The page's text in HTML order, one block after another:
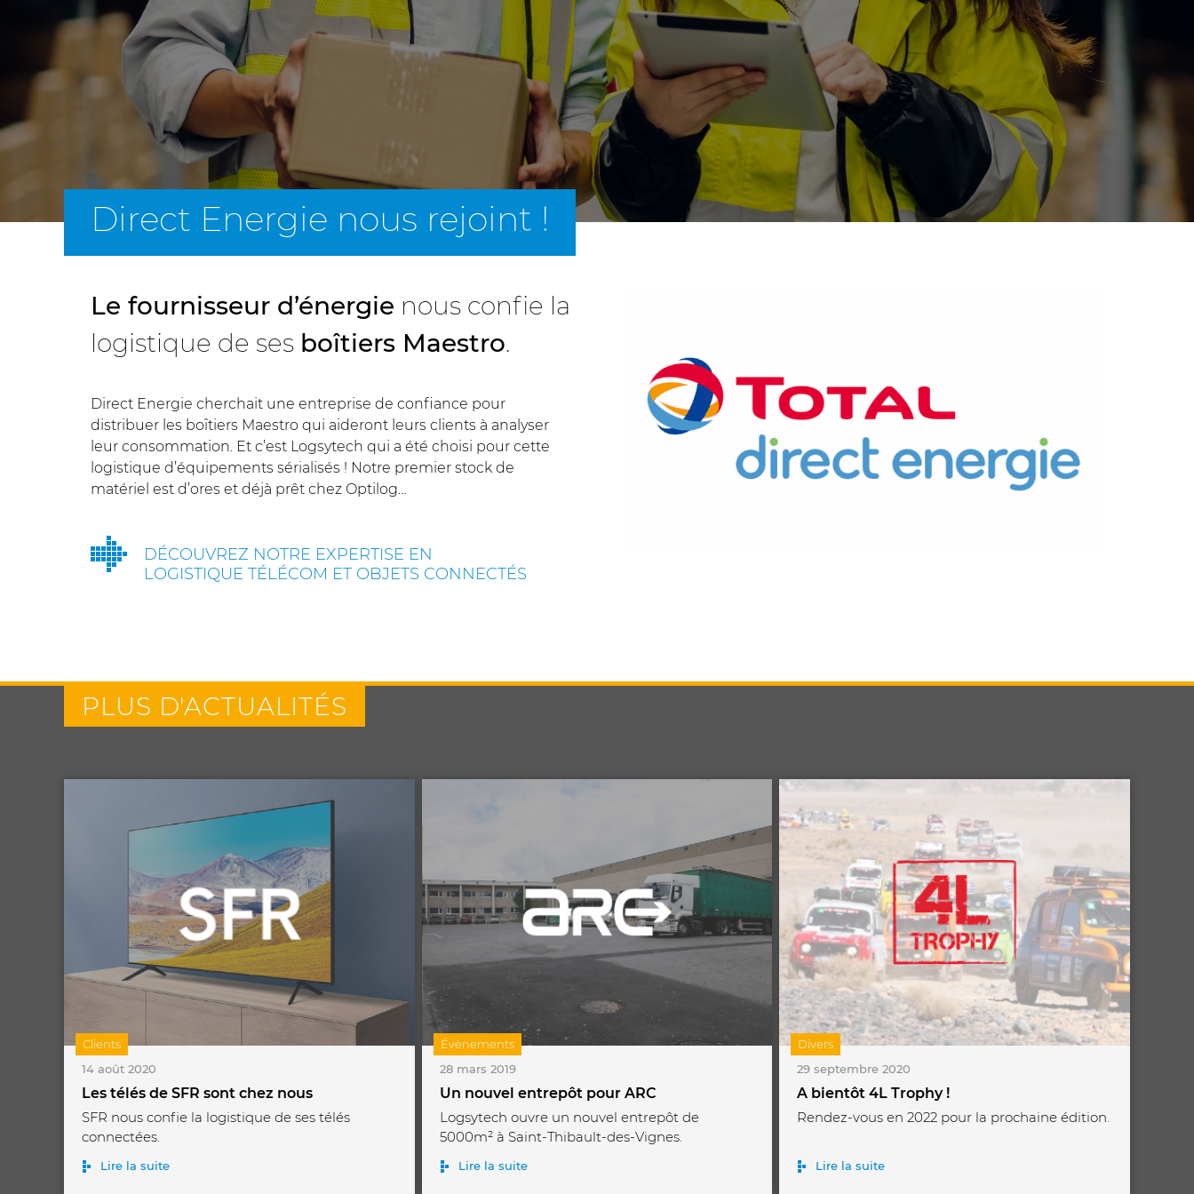
Direct Energie nous rejoint !
Le fournisseur d’énergie nous confie la
logistique de ses boîtiers Maestro.
Direct Energie cherchait une entreprise de confiance pour
distribuer les boîtiers Maestro qui aideront leurs clients à analyser
leur consommation. Et c’est Logsytech qui a été choisi pour cette
logistique d’équipements sérialisés ! Notre premier stock de
matériel est d’ores et déjà prêt chez Optilog…
DÉCOUVREZ NOTRE EXPERTISE EN
LOGISTIQUE TÉLÉCOM ET OBJETS CONNECTÉS
PLUS D'ACTUALITÉS
14 août 2020
Les télés de SFR sont chez nous
SFR nous confie la logistique de ses télés
connectées.
Lire la suite
Clients
28 mars 2019
Un nouvel entrepôt pour ARC
Logsytech ouvre un nouvel entrepôt de
5000m² à Saint-Thibault-des-Vignes.
Lire la suite
Évènements
29 septembre 2020
A bientôt 4L Trophy !
Rendez-vous en 2022 pour la prochaine édition.
Lire la suite
Divers